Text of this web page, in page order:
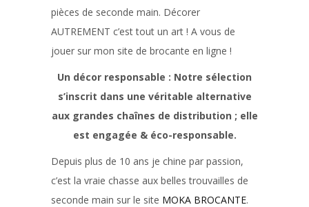
pièces de seconde main. Décorer
AUTREMENT c’est tout un art ! A vous de
jouer sur mon site de brocante en ligne !
Un décor responsable : Notre sélection
s’inscrit dans une véritable alternative
aux grandes chaînes de distribution ; elle
est engagée & éco-responsable.
Depuis plus de 10 ans je chine par passion,
c’est la vraie chasse aux belles trouvailles de
seconde main sur le site MOKA BROCANTE.